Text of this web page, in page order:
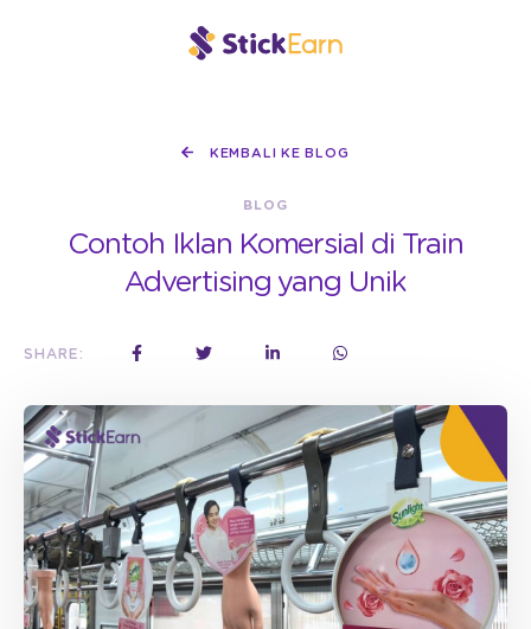
KEMBALI KE BLOG
BLOG
Contoh Iklan Komersial di Train
Advertising yang Unik
SHARE: